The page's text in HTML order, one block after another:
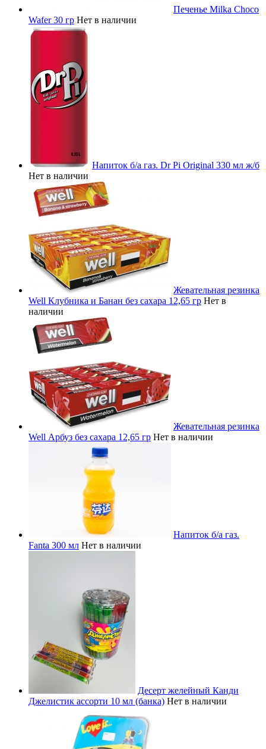
Печенье Milka Choco
Wafer 30 гр Нет в наличии
Напиток б/а газ. Dr Pi Original 330 мл ж/б
Нет в наличии
Жевательная резинка
Well Клубника и Банан без сахара 12,65 гр Нет в
наличии
Жевательная резинка
Well Арбуз без сахара 12,65 гр Нет в наличии
Напиток б/а газ.
Fanta 300 мл Нет в наличии
Десерт желейный Канди
Джелистик ассорти 10 мл (банка) Нет в наличии